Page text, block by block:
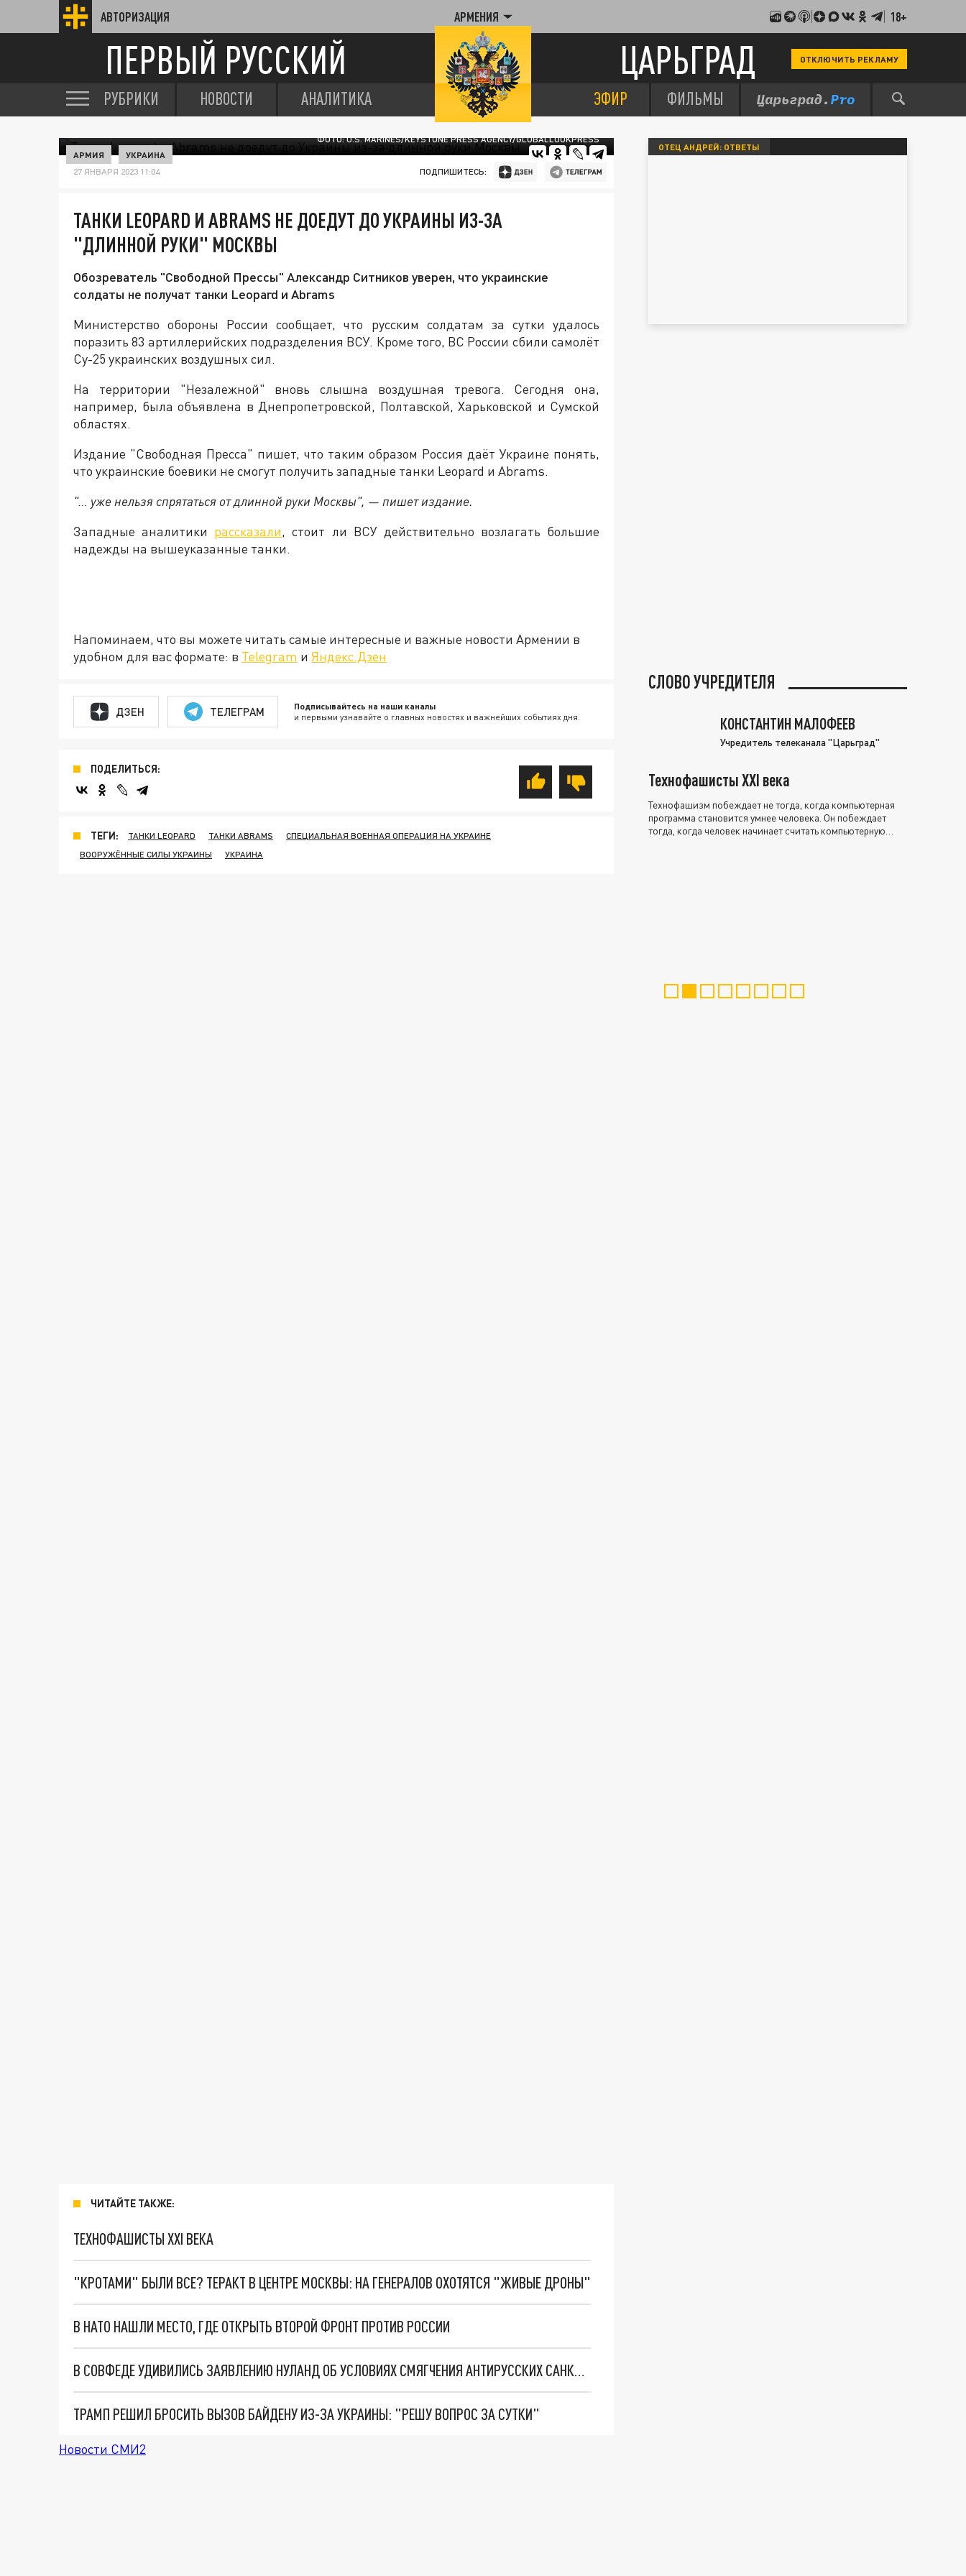
АВТОРИЗАЦИЯ АРМЕНИЯ 18+
ПЕРВЫЙ РУССКИЙ ЦАРЬГРАД ОТКЛЮЧИТЬ РЕКЛАМУ
РУБРИКИ НОВОСТИ АНАЛИТИКА ЭФИР ФИЛЬМЫ
ФОТО: U.S. MARINES/KEYSTONE PRESS AGENCY/GLOBALLOOKPRESS
АРМИЯ УКРАИНА
27 ЯНВАРЯ 2023 11:04 ПОДПИШИТЕСЬ:
ТАНКИ LEOPARD И ABRAMS НЕ ДОЕДУТ ДО УКРАИНЫ ИЗ-ЗА
"ДЛИННОЙ РУКИ" МОСКВЫ
Обозреватель "Свободной Прессы" Александр Ситников уверен, что украинские
солдаты не получат танки Leopard и Abrams
Министерство обороны России сообщает, что русским солдатам за сутки удалось
поразить 83 артиллерийских подразделения ВСУ. Кроме того, ВС России сбили самолёт
Су-25 украинских воздушных сил.
На территории "Незалежной" вновь слышна воздушная тревога. Сегодня она,
например, была объявлена в Днепропетровской, Полтавской, Харьковской и Сумской
областях.
Издание "Свободная Пресса" пишет, что таким образом Россия даёт Украине понять,
что украинские боевики не смогут получить западные танки Leopard и Abrams.
"… уже нельзя спрятаться от длинной руки Москвы", — пишет издание.
Западные аналитики рассказали, стоит ли ВСУ действительно возлагать большие
надежды на вышеуказанные танки.
Напоминаем, что вы можете читать самые интересные и важные новости Армении в
удобном для вас формате: в Telegram и Яндекс.Дзен
ДЗЕН ТЕЛЕГРАМ Подписывайтесь на наши каналы
и первыми узнавайте о главных новостях и важнейших событиях дня.
ПОДЕЛИТЬСЯ:
ТЕГИ: ТАНКИ LEOPARD ТАНКИ ABRAMS
СПЕЦИАЛЬНАЯ ВОЕННАЯ ОПЕРАЦИЯ НА УКРАИНЕ
ВООРУЖЁННЫЕ СИЛЫ УКРАИНЫ
УКРАИНА
ЧИТАЙТЕ ТАКЖЕ:
ТЕХНОФАШИСТЫ XXI ВЕКА
"КРОТАМИ" БЫЛИ ВСЕ? ТЕРАКТ В ЦЕНТРЕ МОСКВЫ: НА ГЕНЕРАЛОВ ОХОТЯТСЯ "ЖИВЫЕ ДРОНЫ"
В НАТО НАШЛИ МЕСТО, ГДЕ ОТКРЫТЬ ВТОРОЙ ФРОНТ ПРОТИВ РОССИИ
В СОВФЕДЕ УДИВИЛИСЬ ЗАЯВЛЕНИЮ НУЛАНД ОБ УСЛОВИЯХ СМЯГЧЕНИЯ АНТИРУССКИХ САНКЦИЙ
ТРАМП РЕШИЛ БРОСИТЬ ВЫЗОВ БАЙДЕНУ ИЗ-ЗА УКРАИНЫ: "РЕШУ ВОПРОС ЗА СУТКИ"
Новости СМИ2
ОТЕЦ АНДРЕЙ: ОТВЕТЫ
СЛОВО УЧРЕДИТЕЛЯ
КОНСТАНТИН МАЛОФЕЕВ
Учредитель телеканала "Царьград"
Технофашисты XXI века
Технофашизм побеждает не тогда, когда компьютерная
программа становится умнее человека. Он побеждает
тогда, когда человек начинает считать компьютерную